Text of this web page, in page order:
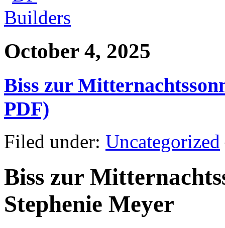
October 4, 2025
Biss zur
PDF)
Filed under: Uncategorized
Biss zur
Stephenie Meyer